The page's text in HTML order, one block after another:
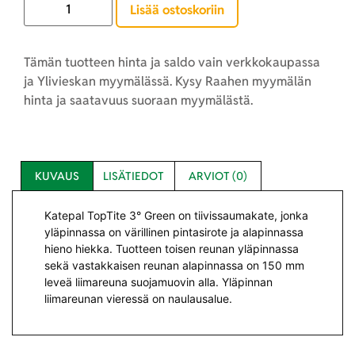
Lisää ostoskoriin
Tämän tuotteen hinta ja saldo vain verkkokaupassa
ja Ylivieskan myymälässä. Kysy Raahen myymälän
hinta ja saatavuus suoraan myymälästä.
KUVAUS LISÄTIEDOT ARVIOT (0)
Katepal TopTite 3° Green on tiivissaumakate, jonka
yläpinnassa on värillinen pintasirote ja alapinnassa
hieno hiekka. Tuotteen toisen reunan yläpinnassa
sekä vastakkaisen reunan alapinnassa on 150 mm
leveä liimareuna suojamuovin alla. Yläpinnan
liimareunan vieressä on naulausalue.